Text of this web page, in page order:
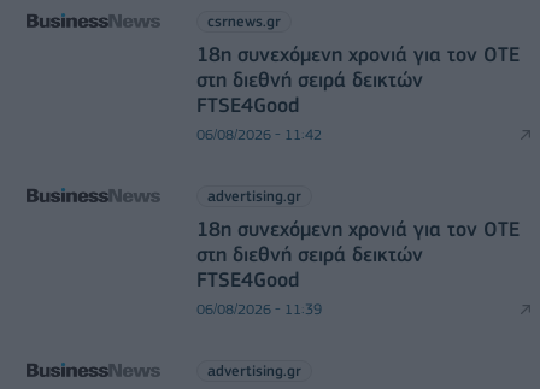
csrnews.gr
18η συνεχόμενη χρονιά για τον ΟΤΕ
στη διεθνή σειρά δεικτών
FTSE4Good
06/08/2026 - 11:42
advertising.gr
18η συνεχόμενη χρονιά για τον ΟΤΕ
στη διεθνή σειρά δεικτών
FTSE4Good
06/08/2026 - 11:39
advertising.gr